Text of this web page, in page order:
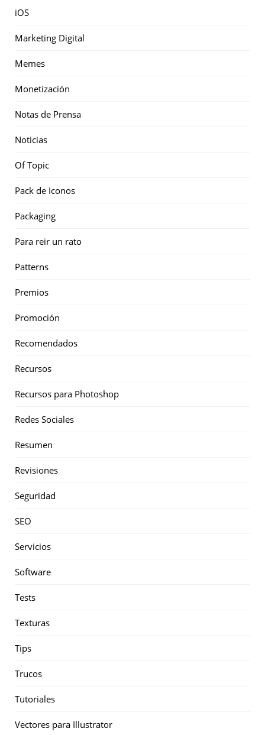
iOS
Marketing Digital
Memes
Monetización
Notas de Prensa
Noticias
Of Topic
Pack de Iconos
Packaging
Para reir un rato
Patterns
Premios
Promoción
Recomendados
Recursos
Recursos para Photoshop
Redes Sociales
Resumen
Revisiones
Seguridad
SEO
Servicios
Software
Tests
Texturas
Tips
Trucos
Tutoriales
Vectores para Illustrator